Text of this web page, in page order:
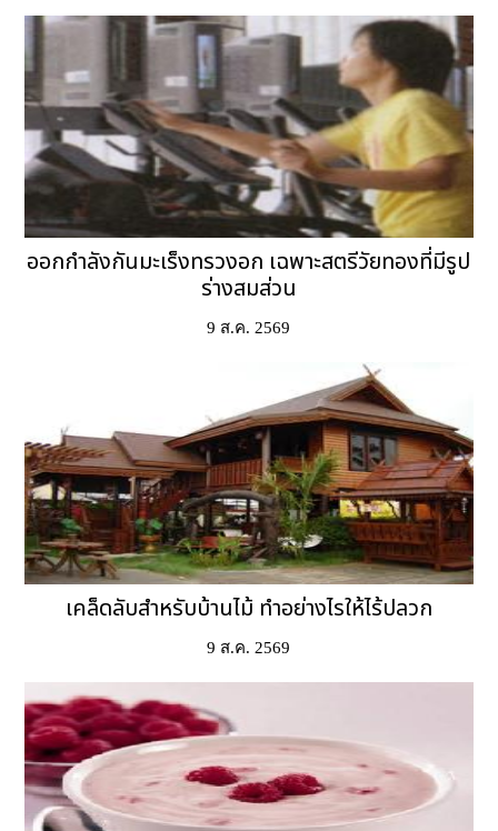
ออกกำลังกันมะเร็งทรวงอก เฉพาะสตรีวัยทองที่มีรูป
ร่างสมส่วน
9 ส.ค. 2569
เคล็ดลับสำหรับบ้านไม้ ทำอย่างไรให้ไร้ปลวก
9 ส.ค. 2569